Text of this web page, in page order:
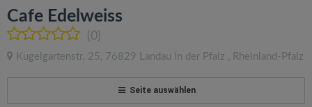
Cafe Edelweiss
(0)
Kugelgartenstr. 25 , 76829 Landau in der Pfalz , Rheinland-Pfalz
Seite auswählen
l
e